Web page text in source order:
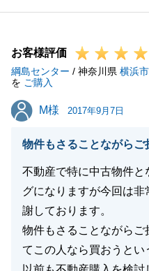
これからご自宅建築に
ますが、お役にたてるこ
だければ幸いです。
H様とお会いできたこと
謝しております。
お客様評価
綱島センター / 神奈川県 横浜
を ご購入
M様
M様 2017年9月7日
物件もさることながら
不動産で特に中古物件
グになりますが今回は
謝しております。
物件もさることながらご
てこの人なら買おうとい